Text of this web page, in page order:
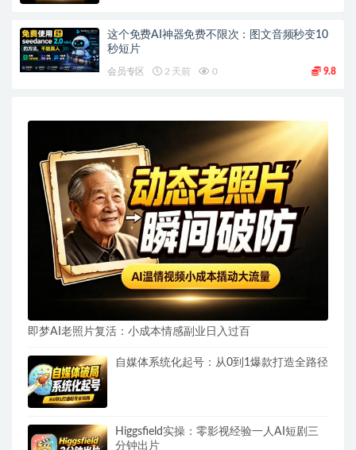
这个免费AI神器免费不限次：图文音频秒变10
秒短片
会员专区 2 天前 0 9.8
即梦AI老照片复活：小成本情感副业日入过百
自媒体系统化起号：从0到1爆款打造全路径
Higgsfield实操：零影视经验一人AI短剧三
分钟出片